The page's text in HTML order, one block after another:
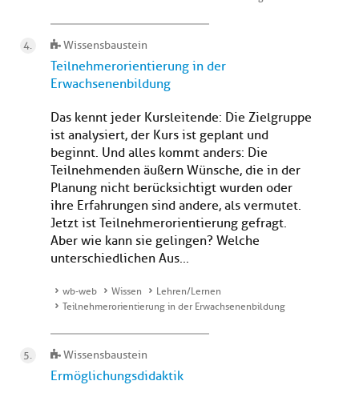
Wissensbaustein
Teilnehmerorientierung in der
Erwachsenenbildung
Das kennt jeder Kursleitende: Die Zielgruppe
ist analysiert, der Kurs ist geplant und
beginnt. Und alles kommt anders: Die
Teilnehmenden äußern Wünsche, die in der
Planung nicht berücksichtigt wurden oder
ihre Erfahrungen sind andere, als vermutet.
Jetzt ist Teilnehmerorientierung gefragt.
Aber wie kann sie gelingen? Welche
unterschiedlichen Aus...
wb-web Wissen
Lehren/Lernen
Teilnehmerorientierung in der Erwachsenenbildung
Wissensbaustein
Ermöglichungsdidaktik